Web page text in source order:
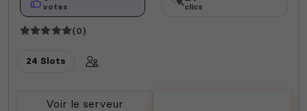
votes clics
(0)
24 Slots
Voir le serveur